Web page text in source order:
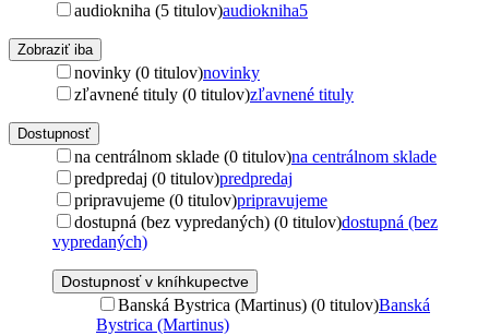
audiokniha (5 titulov)audiokniha5
Zobraziť iba
novinky (0 titulov)novinky
zľavnené tituly (0 titulov)zľavnené tituly
Dostupnosť
na centrálnom sklade (0 titulov)na centrálnom sklade
predpredaj (0 titulov)predpredaj
pripravujeme (0 titulov)pripravujeme
dostupná (bez vypredaných) (0 titulov)dostupná (bez
vypredaných)
Dostupnosť v kníhkupectve
Banská Bystrica (Martinus) (0 titulov)Banská
Bystrica (Martinus)